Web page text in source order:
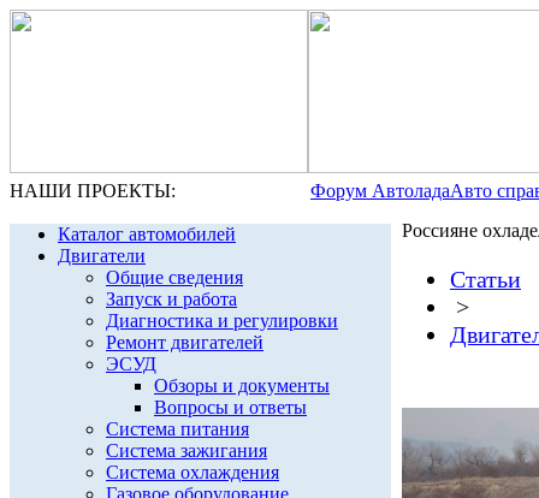
НАШИ ПРОЕКТЫ: Форум АвтоладаАвто
Каталог автомобилей
Двигатели
Общие сведения
Запуск и работа
Диагностика и регулировки
Ремонт двигателей
ЭСУД
Обзоры и документы
Вопросы и ответы
Система питания
Система зажигания
Система охлаждения
Газовое оборудование
Россияне
Статьи
>